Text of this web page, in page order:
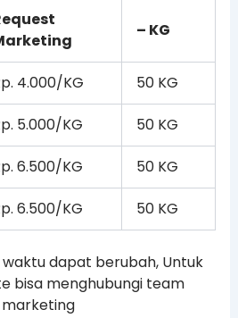
– KG
4.000/KG 50 KG
5.000/KG 50 KG
6.500/KG 50 KG
6.500/KG 50 KG
dapat berubah, Untuk
bisa menghubungi team
marketing